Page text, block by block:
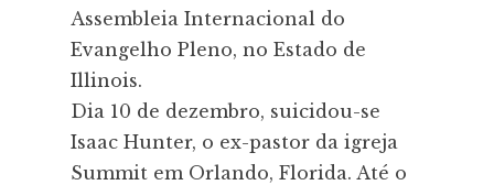
Assembleia Internacional do
Evangelho Pleno, no Estado de
Illinois.
Dia 10 de dezembro, suicidou-se
Isaac Hunter, o ex-pastor da igreja
Summit em Orlando, Florida. Até o